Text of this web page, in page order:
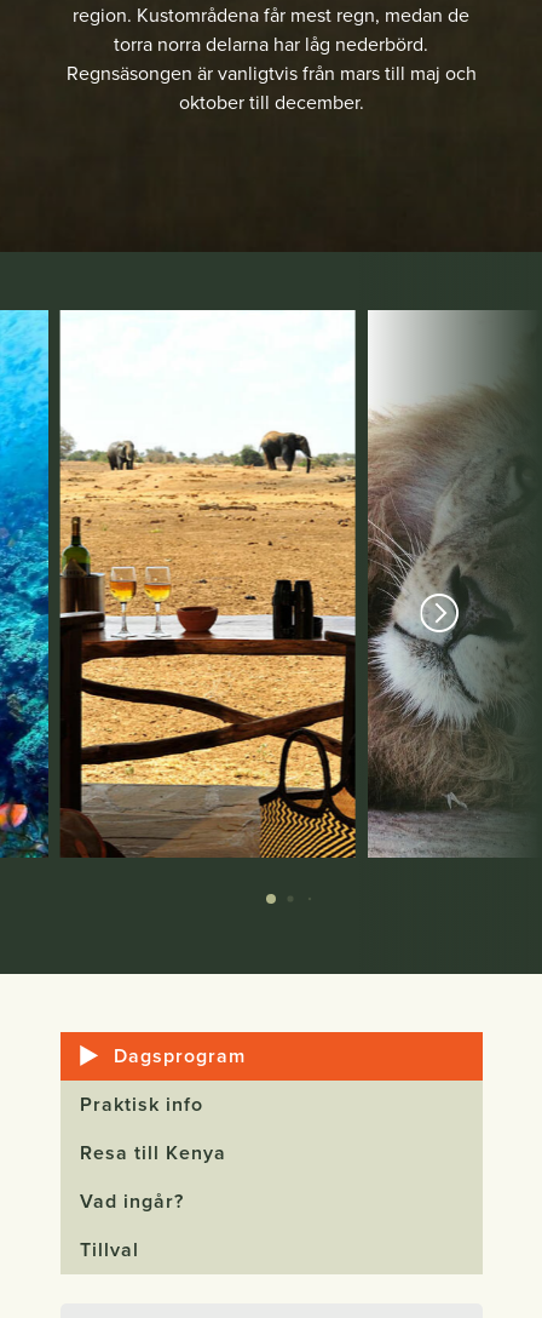
region. Kustområdena får mest regn, medan de
torra norra delarna har låg nederbörd.
Regnsäsongen är vanligtvis från mars till maj och
oktober till december.
Dagsprogram
Praktisk info
Resa till Kenya
Vad ingår?
Tillval